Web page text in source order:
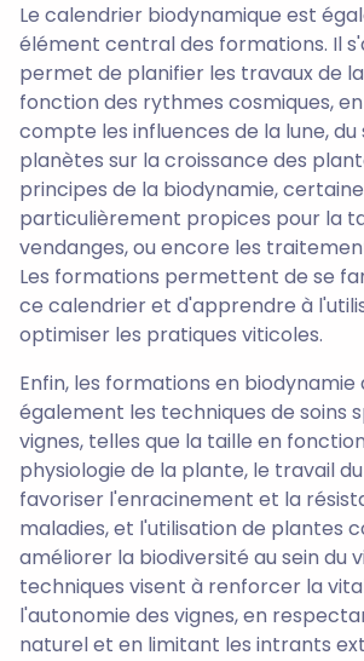
Le calendrier biodynamique est
élément central des formations. Il
permet de planifier les travaux de
fonction des rythmes cosmiques,
compte les influences de la lune, du
planètes sur la croissance des
principes de la biodynamie,
particulièrement propices pour la
vendanges, ou encore les
Les formations permettent de se
ce calendrier et d'apprendre à
optimiser les pratiques viticoles.
Enfin, les formations en
également les techniques de soins
vignes, telles que la taille en
physiologie de la plante, le travail
favoriser l'enracinement et la
maladies, et l'utilisation de plantes
améliorer la biodiversité au sein du
techniques visent à renforcer la
l'autonomie des vignes, en
naturel et en limitant les intrants